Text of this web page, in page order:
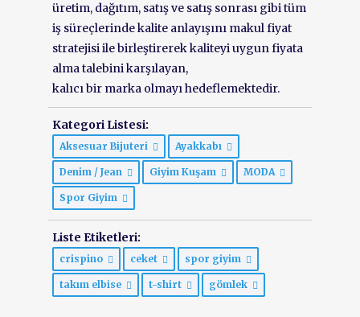
üretim, dağıtım, satış ve satış sonrası gibi tüm
iş süreçlerinde kalite anlayışını makul fiyat
stratejisi ile birleştirerek kaliteyi uygun fiyata
alma talebini karşılayan,
kalıcı bir marka olmayı hedeflemektedir.
Kategori Listesi:
Aksesuar Bijuteri Ayakkabı
Denim / Jean Giyim Kuşam MODA
Spor Giyim
Liste Etiketleri:
crispino ceket spor giyim
takım elbise t-shirt gömlek